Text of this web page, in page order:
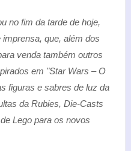
no fim da tarde de hoje,
que, além dos
venda também outros
em "Star Wars – O
figuras e sabres de luz da
da Rubies, Die-Casts
Lego para os novos